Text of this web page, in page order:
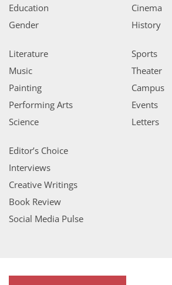
Education
Gender
Cinema
History
Literature
Music
Painting
Performing Arts
Science
Sports
Theater
Campus
Events
Letters
Editor’s Choice
Interviews
Creative Writings
Book Review
Social Media Pulse